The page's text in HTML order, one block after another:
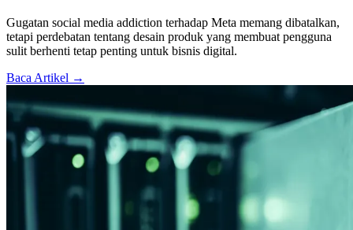
Gugatan social media addiction terhadap Meta memang dibatalkan,
tetapi perdebatan tentang desain produk yang membuat pengguna
sulit berhenti tetap penting untuk bisnis digital.
Baca Artikel →